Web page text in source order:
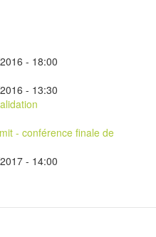
- 18:00
- 13:30
- conférence finale de
- 14:00